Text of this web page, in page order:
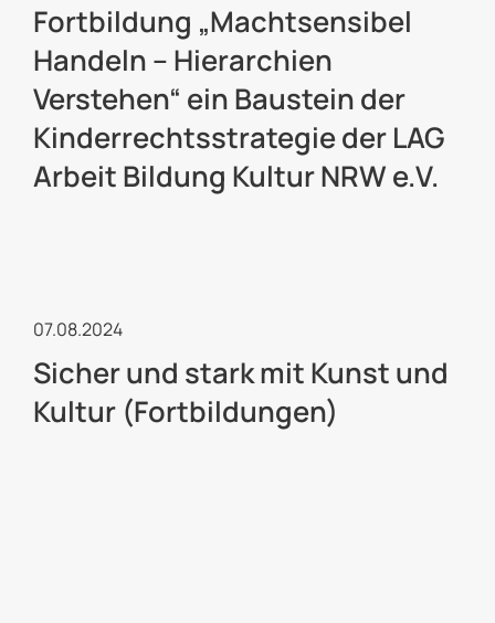
Fortbildung „Machtsensibel
Handeln – Hierarchien
Verstehen“ ein Baustein der
Kinderrechtsstrategie der LAG
Arbeit Bildung Kultur NRW e.V.
07.08.2024
Sicher und stark mit Kunst und
Kultur (Fortbildungen)